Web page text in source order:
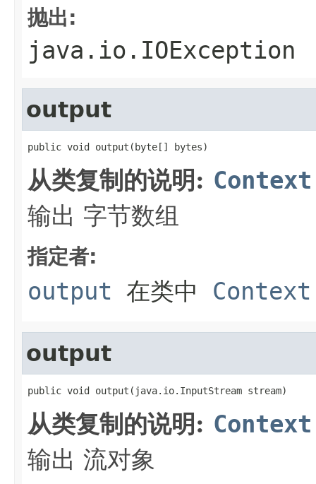
抛出:
java.io.IOException
output
public void output(byte[] bytes)
从类复制的说明: Context
输出 字节数组
指定者:
output 在类中 Context
output
public void output(java.io.InputStream stream)
从类复制的说明: Context
输出 流对象